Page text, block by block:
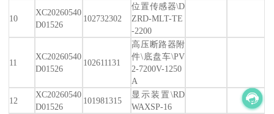
10
XC20260540
D01526
102732302
位置传感器\D
ZRD-MLT-TE
-2200
11
XC20260540
D01526
102611131
高压断路器附
件\底盘车\PV
2-7200V-1250
A
12
XC20260540
D01526
101981315
显示装置\RD
WAXSP-16